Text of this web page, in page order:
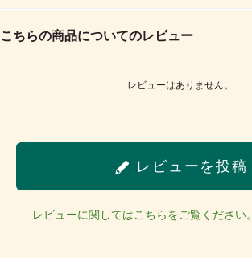
こちらの商品についてのレビュー
レビューはありません。
レビューを投稿
レビューに関してはこちらをご覧ください。